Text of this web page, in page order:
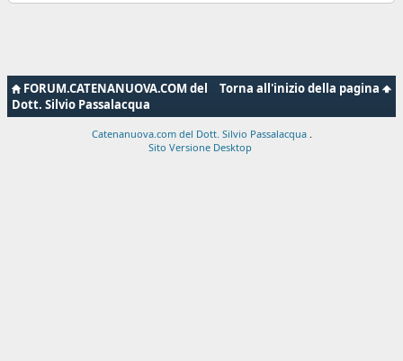
Torna all'inizio della pagina
FORUM.CATENANUOVA.COM del
Dott. Silvio Passalacqua
Catenanuova.com del Dott. Silvio Passalacqua
Sito Versione Desktop